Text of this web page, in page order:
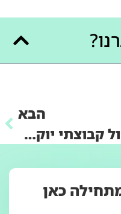
הבא
טיול קבוצתי יוקרתי: לצאת למסע חוויתי בלי להתפשר על איכות
כאן